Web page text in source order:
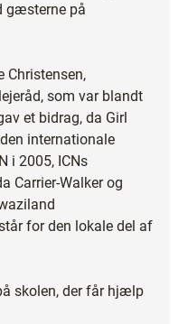
gæsterne på
Christensen,
som var blandt
et bidrag, da Girl
internationale
i 2005, ICNs
Carrier-Walker og
for den lokale del af
skolen, der får hjælp